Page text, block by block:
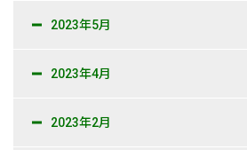
2023年5月
2023年4月
2023年2月